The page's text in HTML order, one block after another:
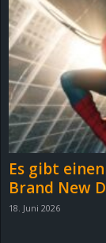
Es gibt
Brand New
18. Juni 2026